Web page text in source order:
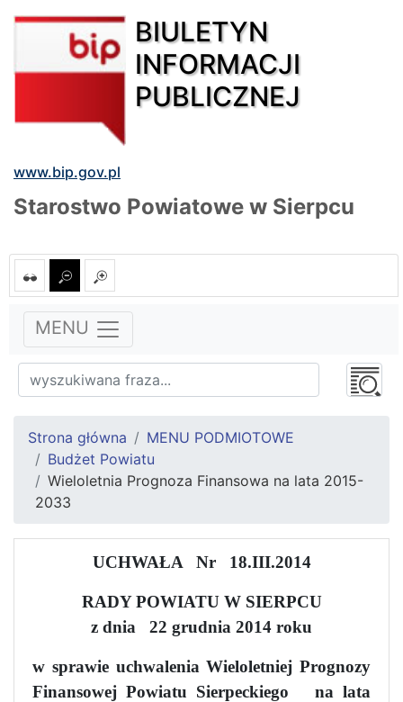
BIULETYN
INFORMACJI
PUBLICZNEJ
www.bip.gov.pl
Starostwo Powiatowe w Sierpcu
MENU
Strona główna
MENU PODMIOTOWE
Budżet Powiatu
Wieloletnia Prognoza Finansowa na lata 2015-
2033
UCHWAŁA Nr 18.III.2014
RADY POWIATU W SIERPCU
z dnia
22 grudnia 2014 roku
w sprawie uchwalenia Wieloletniej Prognozy
Finansowej Powiatu Sierpeckiego
na lata